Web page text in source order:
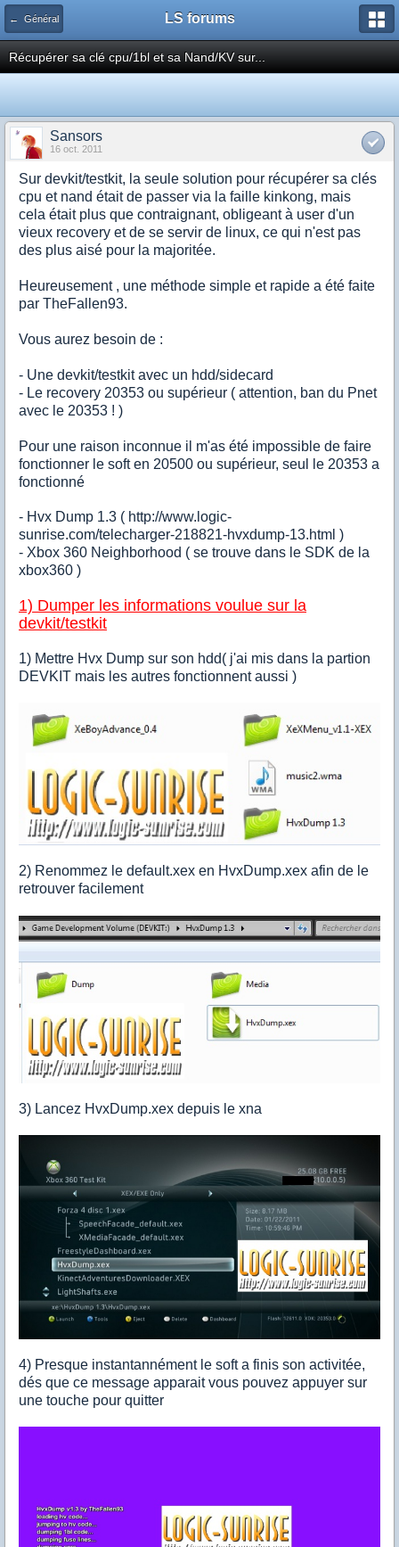
← Général LS forums
Récupérer sa clé cpu/1bl et sa Nand/KV sur...
Sansors
16 oct. 2011
Sur devkit/testkit, la seule solution pour récupérer sa clés
cpu et nand était de passer via la faille kinkong, mais
cela était plus que contraignant, obligeant à user d'un
vieux recovery et de se servir de linux, ce qui n'est pas
des plus aisé pour la majoritée.
Heureusement , une méthode simple et rapide a été faite
par TheFallen93.
Vous aurez besoin de :
- Une devkit/testkit avec un hdd/sidecard
- Le recovery 20353 ou supérieur ( attention, ban du Pnet
avec le 20353 ! )
Pour une raison inconnue il m'as été impossible de faire
fonctionner le soft en 20500 ou supérieur, seul le 20353 a
fonctionné
- Hvx Dump 1.3 ( http://www.logic-
sunrise.com/telecharger-218821-hvxdump-13.html )
- Xbox 360 Neighborhood ( se trouve dans le SDK de la
xbox360 )
1) Dumper les informations voulue sur la
devkit/testkit
1) Mettre Hvx Dump sur son hdd( j'ai mis dans la partion
DEVKIT mais les autres fonctionnent aussi )
2) Renommez le default.xex en HvxDump.xex afin de le
retrouver facilement
3) Lancez HvxDump.xex depuis le xna
4) Presque instantannément le soft a finis son activitée,
dés que ce message apparait vous pouvez appuyer sur
une touche pour quitter